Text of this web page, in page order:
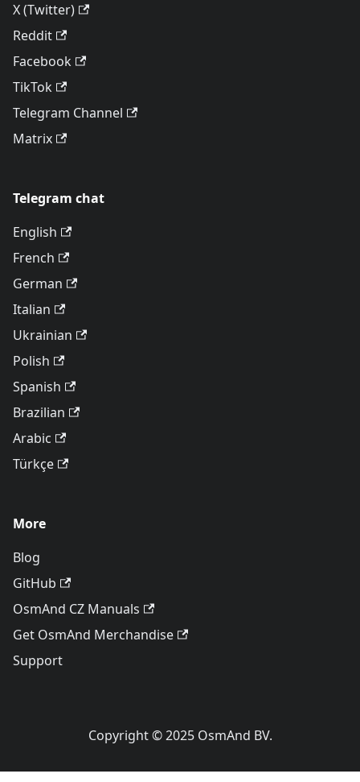
X (Twitter)
Reddit
Facebook
TikTok
Telegram Channel
Matrix
Telegram chat
English
French
German
Italian
Ukrainian
Polish
Spanish
Brazilian
Arabic
Türkçe
More
Blog
GitHub
OsmAnd CZ Manuals
Get OsmAnd Merchandise
Support
Copyright © 2025 OsmAnd BV.